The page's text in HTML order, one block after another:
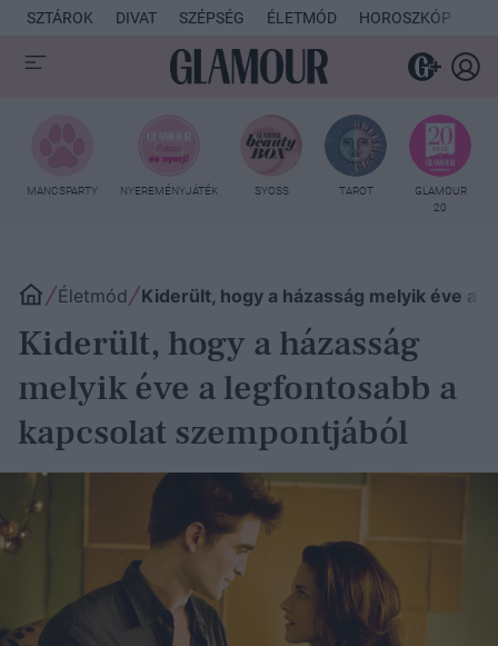
SZTÁROK DIVAT SZÉPSÉG ÉLETMÓD HOROSZKÓP
MANCSPARTY NYEREMÉNYJÁTÉK SYOSS TAROT
GLAMOUR
20
Életmód Kiderült, hogy a házasság melyik éve a
Kiderült, hogy a házasság
melyik éve a legfontosabb a
kapcsolat szempontjából